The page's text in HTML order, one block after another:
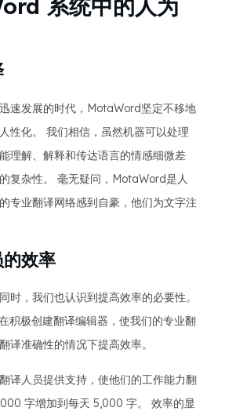
系统中的人为
速发展的时代，MotaWord坚定不移地
性化。 我们相信，虽然机器可以处理
理解、解释和传达语言的情感细微差
复杂性。 毫无疑问，MotaWord是人
专业翻译网络感到自豪，他们为文字注
效率
时，我们也认识到提高效率的必要性。
积极创建翻译编辑器，使我们的专业翻
译准确性的情况下提高效率。
译人员提供支持，使他们的工作能力翻
字增加到每天 5,000 字。 效率的显